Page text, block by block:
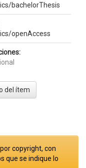
bachelorThesis
openAccess
del ítem
copyright, con
que se indique lo